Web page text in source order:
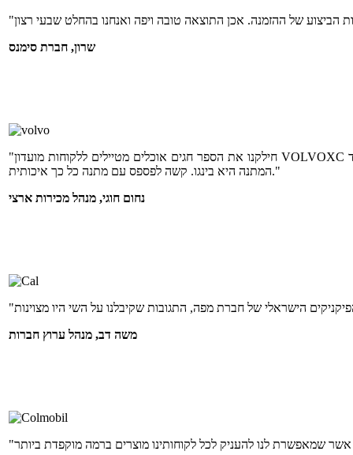
שרון, חברת סימנס
"חילקנו את הספר חגים אוכלים מטיילים ללקוחות מועדון VOLVOXC וקיבלנו תגובות מדהימות. זאת הפעם השנייה שאנחנו נותנים במתנה ספר של מפה ותמיד
המתנה היא בינגו. קשה לפספס עם מתנה כל כך איכותית."
נחום חוגי, מנהל מכירות ארצי
משה דב, מנהל ערוץ חברות